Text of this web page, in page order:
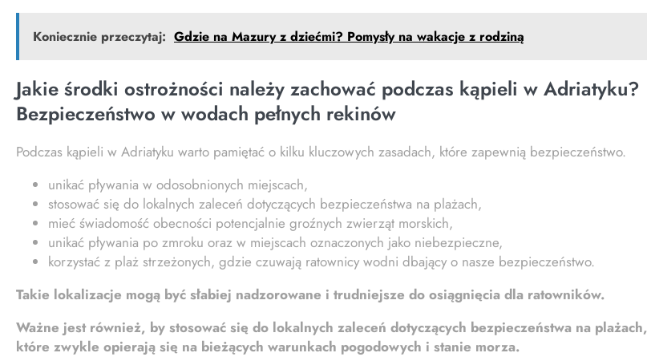
Koniecznie przeczytaj: Gdzie na Mazury z dziećmi? Pomysły na wakacje z rodziną
Jakie środki ostrożności należy zachować podczas kąpieli w Adriatyku?
Bezpieczeństwo w wodach pełnych rekinów
Podczas kąpieli w Adriatyku warto pamiętać o kilku kluczowych zasadach, które zapewnią bezpieczeństwo.
unikać pływania w odosobnionych miejscach,
stosować się do lokalnych zaleceń dotyczących bezpieczeństwa na plażach,
mieć świadomość obecności potencjalnie groźnych zwierząt morskich,
unikać pływania po zmroku oraz w miejscach oznaczonych jako niebezpieczne,
korzystać z plaż strzeżonych, gdzie czuwają ratownicy wodni dbający o nasze bezpieczeństwo.
Takie lokalizacje mogą być słabiej nadzorowane i trudniejsze do osiągnięcia dla ratowników.
Ważne jest również, by stosować się do lokalnych zaleceń dotyczących bezpieczeństwa na plażach,
które zwykle opierają się na bieżących warunkach pogodowych i stanie morza.